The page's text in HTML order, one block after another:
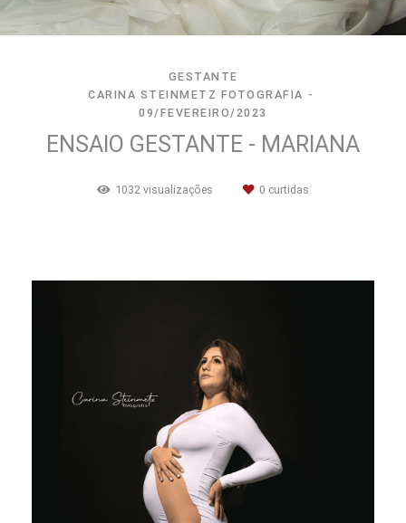
GESTANTE
CARINA STEINMETZ FOTOGRAFIA
09/FEVEREIRO/2023
ENSAIO GESTANTE - MARIANA
1032 visualizações 0 curtidas